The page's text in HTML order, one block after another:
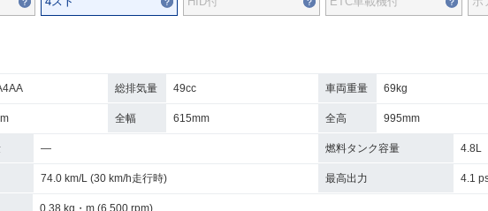
総排気量 49cc 車両重量 69kg
全幅 615mm 全高 995mm
― 燃料タンク容量 4.8L
74.0 km/L (30 km/h走行時) 最高出力 4.1
0.38 kg・m (6,500 rpm)